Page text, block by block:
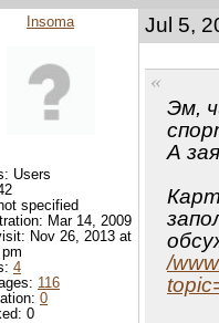
Jul 5,
Эм,
А
/
Insoma
Users
specified
Mar 14, 2009
Nov 26, 2013 at
4
116
0
0